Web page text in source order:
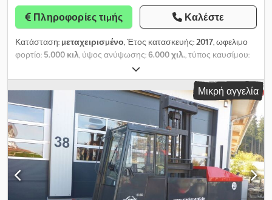
Πληροφορίες τιμής Καλέστε
Κατάσταση: μεταχειρισμένο, Έτος κατασκευής:2017, ωφελιμο
φορτίο: 5.000 κιλ, ύψος ανύψωσης:6.000 χιλ., τύπος καυσίμου:
τρίπλεξ
κατάσταση ελαστικών:50 ποσοστό, διάσταση εμπρόσθιου
ελαστικού:
315/70-15, μέγεθος πίσω ελαστικού:315/70-15 , χρώμα:
άλλο, Εξαρτήματα: Συσκευή ρύθμισης διχάλων, Ειδικός
εξοπλισμός: προβολείς εργασίας πίσω, προβολείς εργασίας
μπροστά, θέρμανση, πλήρης καμπίνα, χειριστήριο (joystick),
Περιγραφή ειδικού εξοπλισμού: 4ος υδραυλικός κύκλος, 2
προβολείς εργασίας στον ανυψωτικό ιστό, φωτισμός, κάμερα
οπισθοπορείας, σύνδεση ρυμούλκησης εμπρός και πίσω
αντίστοιχα με σκαλοπάτι. Chodpfx Acsxvd Izj Asa
Μικρή αγγελία